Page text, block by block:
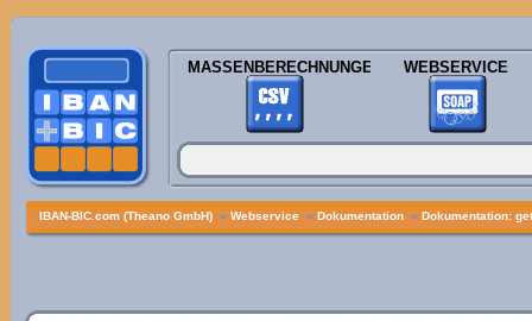
MASSENBERECHNUNGEN WEBSERVICE
IBAN-BIC.com (Theano GmbH) » Webservice » Dokumentation » Dokumentation: